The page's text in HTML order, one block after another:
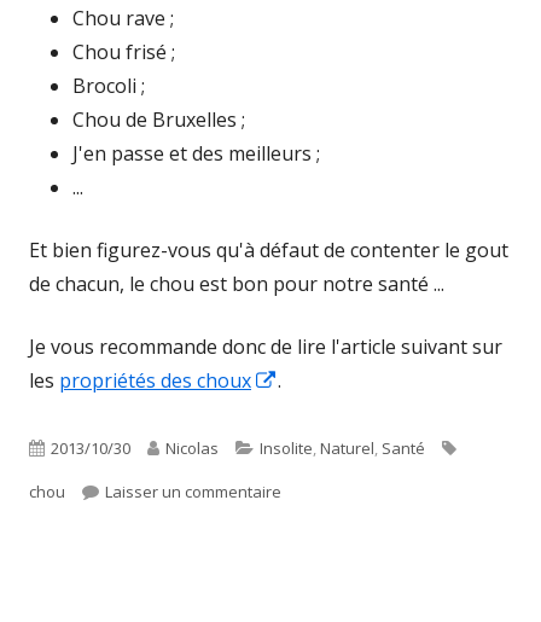
Chou rave ;
Chou frisé ;
Brocoli ;
Chou de Bruxelles ;
J'en passe et des meilleurs ;
...
Et bien figurez-vous qu'à défaut de contenter le gout
de chacun, le chou est bon pour notre santé ...
Je vous recommande donc de lire l'article suivant sur
les propriétés des choux
Ouvrir
une
.
Publié
le
2013/10/30 Auteur
Nicolas Catégories
Insolite,Naturel, Santé
chou Laisser un commentaire